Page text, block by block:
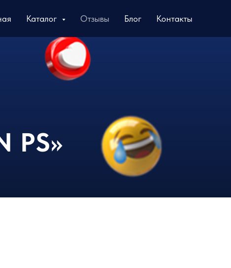
Каталог Отзывы Блог Контакты
PS»